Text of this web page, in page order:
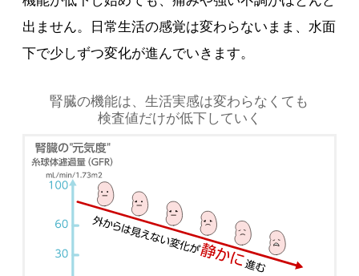
出ません。日常生活の感覚は変わらないまま、水面
下で少しずつ変化が進んでいきます。
腎臓の機能は、生活実感は変わらなくても
検査値だけが低下していく